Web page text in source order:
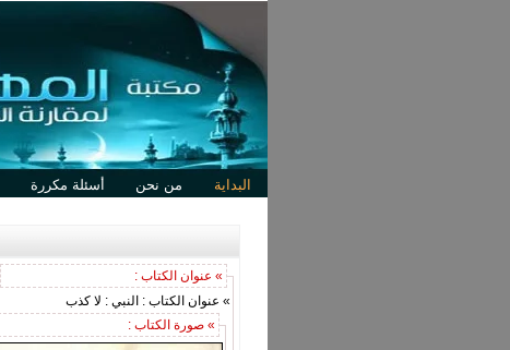
البداية من نحن أسئلة مكررة
» عنوان الكتاب :
» عنوان الكتاب : النبي : لا كذب
» صورة الكتاب :